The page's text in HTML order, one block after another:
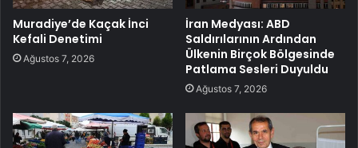
Muradiye’de Kaçak İnci
Kefali Denetimi
Ağustos 7, 2026
İran Medyası: ABD
Saldırılarının Ardından
Ülkenin Birçok Bölgesinde
Patlama Sesleri Duyuldu
Ağustos 7, 2026